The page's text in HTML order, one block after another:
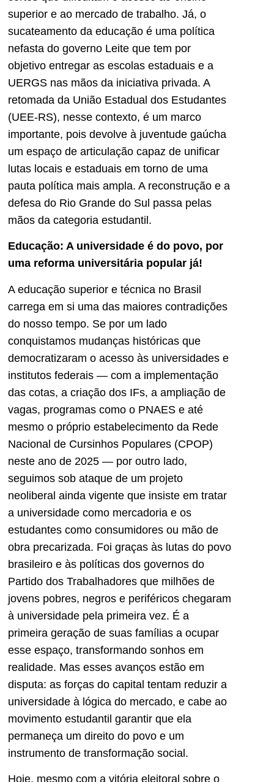
superior e ao mercado de trabalho. Já, o
sucateamento da educação é uma política
nefasta do governo Leite que tem por
objetivo entregar as escolas estaduais e a
UERGS nas mãos da iniciativa privada. A
retomada da União Estadual dos Estudantes
(UEE-RS), nesse contexto, é um marco
importante, pois devolve à juventude gaúcha
um espaço de articulação capaz de unificar
lutas locais e estaduais em torno de uma
pauta política mais ampla. A reconstrução e a
defesa do Rio Grande do Sul passa pelas
mãos da categoria estudantil.
Educação: A universidade é do povo, por
uma reforma universitária popular já!
A educação superior e técnica no Brasil
carrega em si uma das maiores contradições
do nosso tempo. Se por um lado
conquistamos mudanças históricas que
democratizaram o acesso às universidades e
institutos federais — com a implementação
das cotas, a criação dos IFs, a ampliação de
vagas, programas como o PNAES e até
mesmo o próprio estabelecimento da Rede
Nacional de Cursinhos Populares (CPOP)
neste ano de 2025 — por outro lado,
seguimos sob ataque de um projeto
neoliberal ainda vigente que insiste em tratar
a universidade como mercadoria e os
estudantes como consumidores ou mão de
obra precarizada. Foi graças às lutas do povo
brasileiro e às políticas dos governos do
Partido dos Trabalhadores que milhões de
jovens pobres, negros e periféricos chegaram
à universidade pela primeira vez. É a
primeira geração de suas famílias a ocupar
esse espaço, transformando sonhos em
realidade. Mas esses avanços estão em
disputa: as forças do capital tentam reduzir a
universidade à lógica do mercado, e cabe ao
movimento estudantil garantir que ela
permaneça um direito do povo e um
instrumento de transformação social.
Hoje, mesmo com a vitória eleitoral sobre o